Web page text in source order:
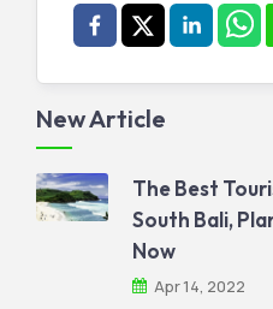
New Article
The Best
South Bali,
Now
Apr 14, 2022